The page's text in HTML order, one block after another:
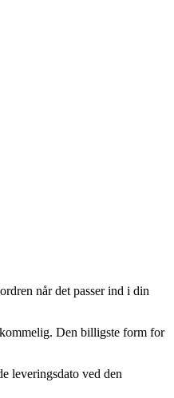
når det passer ind i din
Den billigste form for
leveringsdato ved den